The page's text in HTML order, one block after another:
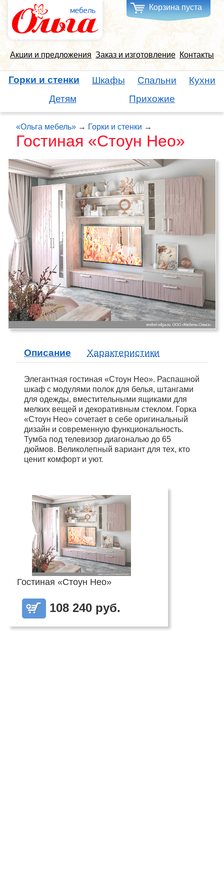
Акции и предложения Заказ и изготовление Контакты
Корзина пуста
Горки и стенки Шкафы Спальни
Кухни
Детям
Прихожие
«Ольга мебель» → Горки и стенки →
Гостиная «Стоун Нео»
Описание Характеристики
Элегантная гостиная «Стоун Нео». Распашной
шкаф с модулями полок для белья, штангами
для одежды, вместительными ящиками для
мелких вещей и декоративным стеклом. Горка
«Стоун Нео» сочетает в себе оригинальный
дизайн и современную функциональность.
Тумба под телевизор диагональю до 65
дюймов. Великолепный вариант для тех, кто
ценит комфорт и уют.
Гостиная «Стоун Нео»
108 240 руб.